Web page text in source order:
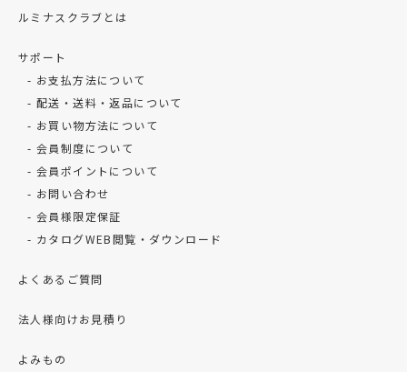
ルミナスクラブとは
サポート
お支払方法について
配送・送料・返品について
お買い物方法について
会員制度について
会員ポイントについて
お問い合わせ
会員様限定保証
カタログWEB閲覧・ダウンロード
よくあるご質問
法人様向けお見積り
よみもの